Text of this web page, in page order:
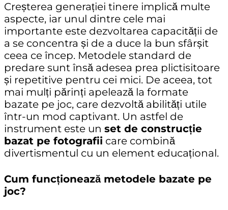
Creșterea generației tinere implică multe
aspecte, iar unul dintre cele mai
importante este dezvoltarea capacității de
a se concentra și de a duce la bun sfârșit
ceea ce încep. Metodele standard de
predare sunt însă adesea prea plictisitoare
și repetitive pentru cei mici. De aceea, tot
mai mulți părinți apelează la formate
bazate pe joc, care dezvoltă abilități utile
într-un mod captivant. Un astfel de
instrument este un set de construcție
bazat pe fotografii care combină
divertismentul cu un element educațional.
Cum funcționează metodele bazate pe
joc?